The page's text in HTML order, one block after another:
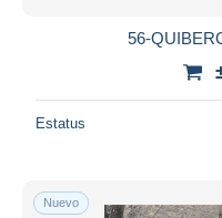
56-
Estatus
Nuevo